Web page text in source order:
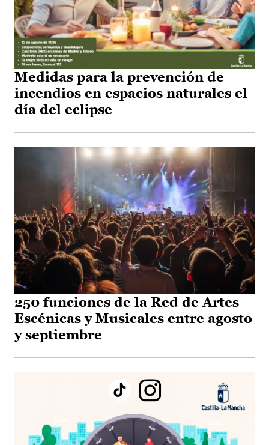
Medidas para la prevención de
incendios en espacios naturales el
día del eclipse
250 funciones de la Red de Artes
Escénicas y Musicales entre agosto
y septiembre